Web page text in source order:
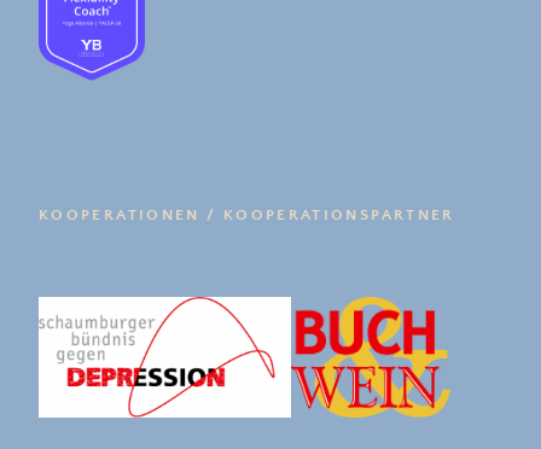
KOOPERATIONEN / KOOPERATIONSPARTNER